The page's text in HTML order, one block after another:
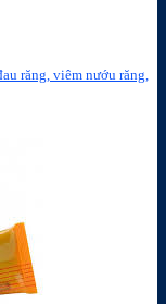
răng, viêm nướu răng,